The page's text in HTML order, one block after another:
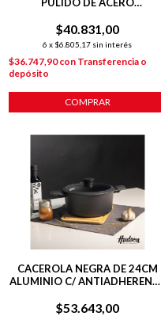
$40.831,00
6 x $6.805,17 sin interés
$36.747,90con Transferencia o
depósito
COMPRAR
CACEROLA NEGRA DE 24CM
ALUMINIO C/ ANTIADHERENTE
$53.643,00